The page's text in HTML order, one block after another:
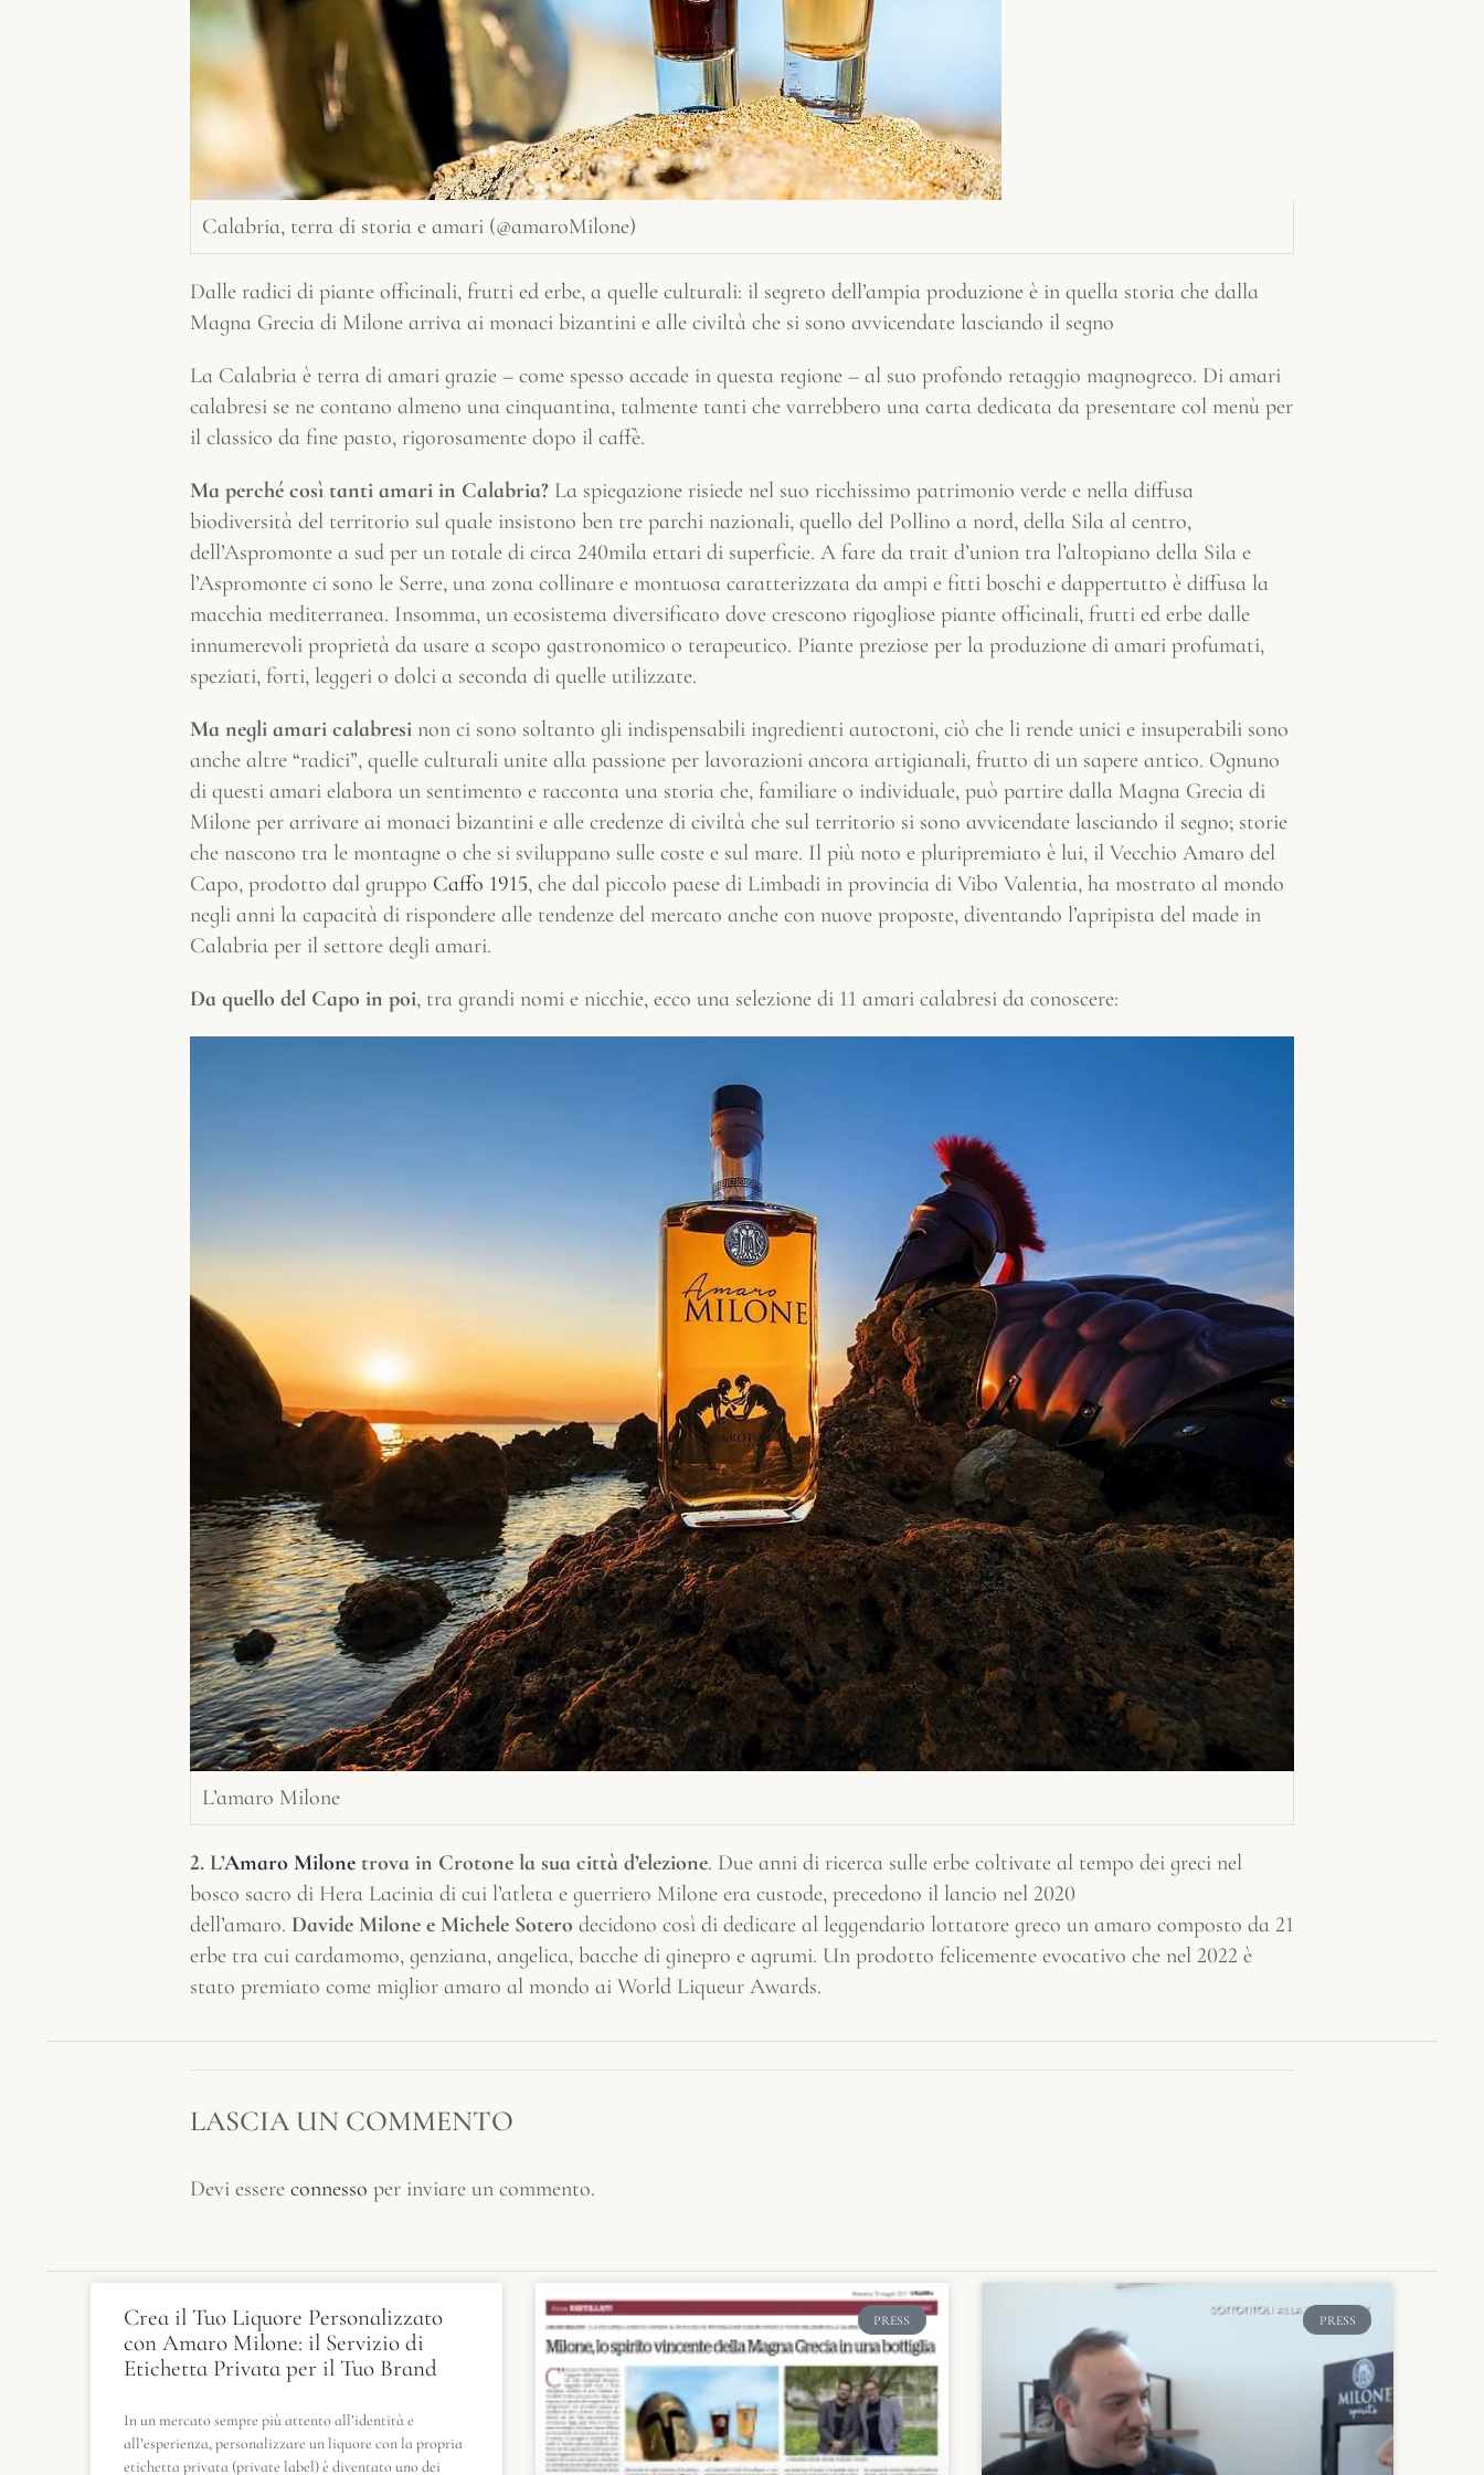
Calabria, terra di storia e amari (@amaroMilone)
Dalle radici di piante officinali, frutti ed erbe, a quelle culturali: il segreto dell’ampia produzione è in quella storia che dalla
Magna Grecia di Milone arriva ai monaci bizantini e alle civiltà che si sono avvicendate lasciando il segno
La Calabria è terra di amari grazie – come spesso accade in questa regione ­– al suo profondo retaggio magnogreco. Di amari
calabresi se ne contano almeno una cinquantina, talmente tanti che varrebbero una carta dedicata da presentare col menù per
il classico da fine pasto, rigorosamente dopo il caffè.
Ma perché così tanti amari in Calabria? La spiegazione risiede nel suo ricchissimo patrimonio verde e nella diffusa
biodiversità del territorio sul quale insistono ben tre parchi nazionali, quello del Pollino a nord, della Sila al centro,
dell’Aspromonte a sud per un totale di circa 240mila ettari di superficie. A fare da trait d’union tra l’altopiano della Sila e
l’Aspromonte ci sono le Serre, una zona collinare e montuosa caratterizzata da ampi e fitti boschi e dappertutto è diffusa la
macchia mediterranea. Insomma, un ecosistema diversificato dove crescono rigogliose piante officinali, frutti ed erbe dalle
innumerevoli proprietà da usare a scopo gastronomico o terapeutico. Piante preziose per la produzione di amari profumati,
speziati, forti, leggeri o dolci a seconda di quelle utilizzate.
Ma negli amari calabresi non ci sono soltanto gli indispensabili ingredienti autoctoni, ciò che li rende unici e insuperabili sono
anche altre “radici”, quelle culturali unite alla passione per lavorazioni ancora artigianali, frutto di un sapere antico. Ognuno
di questi amari elabora un sentimento e racconta una storia che, familiare o individuale, può partire dalla Magna Grecia di
Milone per arrivare ai monaci bizantini e alle credenze di civiltà che sul territorio si sono avvicendate lasciando il segno; storie
che nascono tra le montagne o che si sviluppano sulle coste e sul mare. Il più noto e pluripremiato è lui, il Vecchio Amaro del
Capo, prodotto dal gruppo Caffo 1915, che dal piccolo paese di Limbadi in provincia di Vibo Valentia, ha mostrato al mondo
negli anni la capacità di rispondere alle tendenze del mercato anche con nuove proposte, diventando l’apripista del made in
Calabria per il settore degli amari.
Da quello del Capo in poi, tra grandi nomi e nicchie, ecco una selezione di 11 amari calabresi da conoscere:
L’amaro Milone
2. L’Amaro Milone trova in Crotone la sua città d’elezione. Due anni di ricerca sulle erbe coltivate al tempo dei greci nel
bosco sacro di Hera Lacinia di cui l’atleta e guerriero Milone era custode, precedono il lancio nel 2020
dell’amaro. Davide Milone e Michele Sotero decidono così di dedicare al leggendario lottatore greco un amaro composto da 21
erbe tra cui cardamomo, genziana, angelica, bacche di ginepro e agrumi. Un prodotto felicemente evocativo che nel 2022 è
stato premiato come miglior amaro al mondo ai World Liqueur Awards.
LASCIA UN COMMENTO
Devi essere connesso per inviare un commento.
Crea il Tuo Liquore Personalizzato
con Amaro Milone: il Servizio di
Etichetta Privata per il Tuo Brand
In un mercato sempre più attento all’identità e
all’esperienza, personalizzare un liquore con la propria
etichetta privata (private label) è diventato uno dei
PRESS PRESS